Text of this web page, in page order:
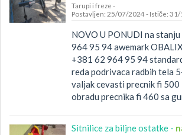
Tarupi i freze -
Postavljen: 25/07/2024 - Ističe:
NOVO U PONUDI na
964 95 94 awemark
+381 62 964 95 94
reda podrivaca radbih tela
valjak cevasti precnik fi 500
obradu precnika fi 460 sa
Sitnilice za biljne ostatke -